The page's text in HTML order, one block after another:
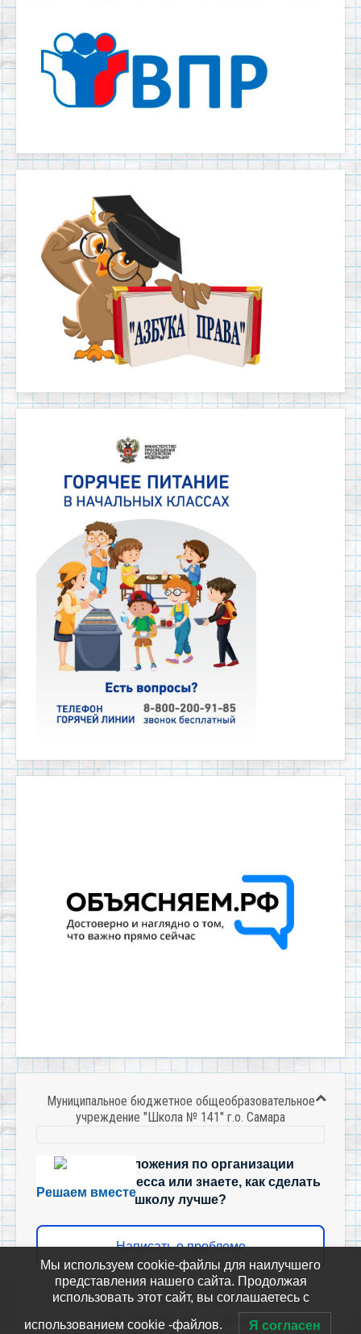
Муниципальное бюджетное общеобразовательное
учреждение "Школа № 141" г.о. Самара
Решаем вместе
Есть предложения по организации
учебного процесса или знаете, как сделать
школу лучше?
Написать о проблеме
Политика-оператора-персональных-данных-в-отношении-
обработки-персональных-данных
Мы используем cookie-файлы для наилучшего
представления нашего сайта. Продолжая
использовать этот сайт, вы соглашаетесь с
использованием cookie -файлов. Я согласен